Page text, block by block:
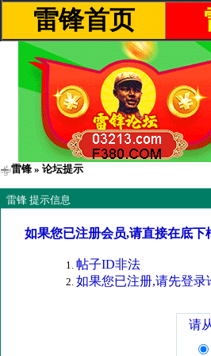
雷锋首页
雷锋 » 论坛提示
雷锋 提示信息
如果您已注册会员,请直接在底
帖子ID非法
如果您已注册,请先登录
请